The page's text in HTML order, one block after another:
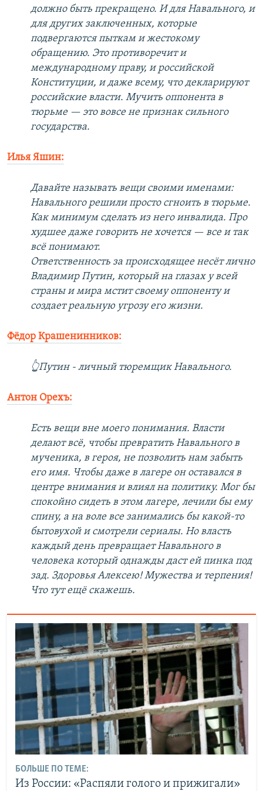
должно быть прекращено. И для Навального, и
для других заключенных, которые
подвергаются пыткам и жестокому
обращению. Это противоречит и
международному праву, и российской
Конституции, и даже всему, что декларируют
российские власти. Мучить оппонента в
тюрьме — это вовсе не признак сильного
государства.
Илья Яшин:
Давайте называть вещи своими именами:
Навального решили просто сгноить в тюрьме.
Как минимум сделать из него инвалида. Про
худшее даже говорить не хочется — все и так
всё понимают.
Ответственность за происходящее несёт лично
Владимир Путин, который на глазах у всей
страны и мира мстит своему оппоненту и
создает реальную угрозу его жизни.
Фёдор Крашенинников:
👆Путин - личный тюремщик Навального.
Антон Орехъ:
Есть вещи вне моего понимания. Власти
делают всё, чтобы превратить Навального в
мученика, в героя, не позволить нам забыть
его имя. Чтобы даже в лагере он оставался в
центре внимания и влиял на политику. Мог бы
спокойно сидеть в этом лагере, лечили бы ему
спину, а на воле все занимались бы какой-то
бытовухой и смотрели сериалы. Но власть
каждый день превращает Навального в
человека который однажды даст ей пинка под
зад. Здоровья Алексею! Мужества и терпения!
Что тут ещё скажешь.
БОЛЬШЕ ПО ТЕМЕ:
Из России: «Распяли голого и прижигали»